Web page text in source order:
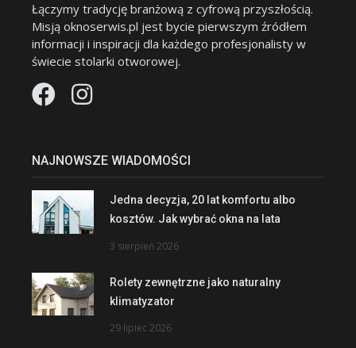
Łączymy tradycję branżową z cyfrową przyszłością.
Misją oknoserwis.pl jest bycie pierwszym źródłem
informacji i inspiracji dla każdego profesjonalisty w
świecie stolarki otworowej.
NAJNOWSZE WIADOMOŚCI
Jedna decyzja, 20 lat komfortu albo
kosztów. Jak wybrać okna na lata
3 sierpień 2026
Rolety zewnętrzne jako naturalny
klimatyzator
29 lipiec 2026